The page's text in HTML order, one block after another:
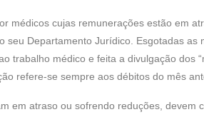
médicos cujas remunerações estão em
Departamento Jurídico. Esgotadas as
trabalho médico e feita a divulgação dos
refere-se sempre aos débitos do mês
em atraso ou sofrendo reduções, devem